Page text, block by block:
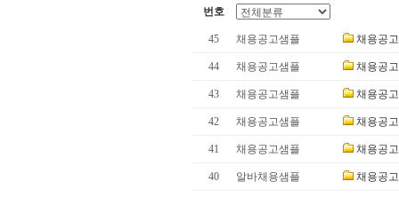
번호
45 채용공고샘플 채용공
44 채용공고샘플 채용공
43 채용공고샘플 채용공
42 채용공고샘플 채용공
41 채용공고샘플 채용공
40 알바채용샘플 채용공